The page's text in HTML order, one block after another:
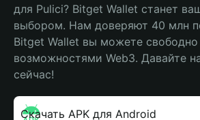
для Pulici? Bitget Wallet станет
выбором. Нам доверяют 40 млн
Bitget Wallet вы можете свободно
возможностями Web3. Давайте
сейчас!
Скачать APK для Android